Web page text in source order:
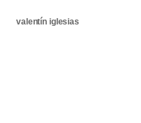
valentín iglesias